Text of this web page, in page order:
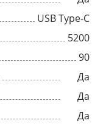
USB Type-C
5200
90
Да
Да
Да